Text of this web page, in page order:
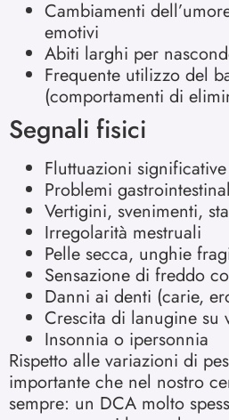
Cambiamenti
emotivi
Abiti larghi per
Frequente utilizzo del
(comportamenti di
Segnali fisici
Fluttuazioni
Problemi
Vertigini, svenimenti,
Irregolarità mestruali
Pelle secca, unghie
Sensazione di freddo
Danni ai denti (carie,
Crescita di lanugine su
Insonnia o ipersonnia
Rispetto alle variazioni di
importante che nel nostro
sempre: un DCA molto